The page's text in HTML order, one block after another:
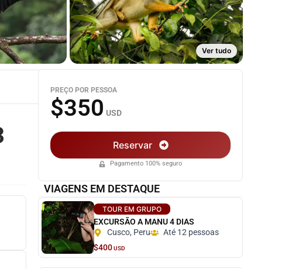
Ver tudo
PREÇO POR PESSOA
$350 USD
Reservar
Pagamento 100% seguro
VIAGENS EM DESTAQUE
TOUR EM GRUPO
EXCURSÃO A MANU 4 DIAS
Cusco, Peru
Até 12 pessoas
$400USD